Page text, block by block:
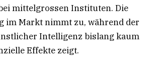
mittelgrossen Instituten. Die
im Markt nimmt zu, während der
Intelligenz bislang kaum
Effekte zeigt.